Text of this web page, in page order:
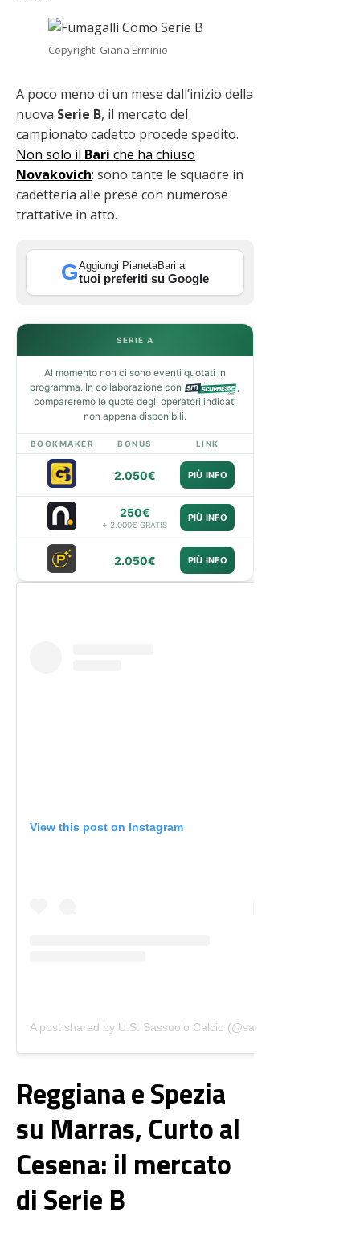
Copyright: Giana Erminio
A poco meno di un mese dall’inizio della
nuova Serie B, il mercato del
campionato cadetto procede spedito.
Non solo il Bari che ha chiuso
Novakovich: sono tante le squadre in
cadetteria alle prese con numerose
trattative in atto.
GAggiungi PianetaBari ai
tuoi preferiti su Google
SERIE A
Al momento non ci sono eventi quotati in
programma. In collaborazione con
,
compareremo le quote degli operatori indicati
non appena disponibili.
BOOKMAKER BONUS LINK
2.050€ PIÙ INFO
250€
+ 2.000€ GRATIS
PIÙ INFO
2.050€ PIÙ INFO
View this post on Instagram
Reggiana e Spezia
su Marras, Curto al
Cesena: il mercato
di Serie B